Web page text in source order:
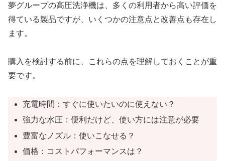
夢グループの高圧洗浄機は、多くの利用者から高い評価を
得ている製品ですが、いくつかの注意点と改善点も存在し
ます。
購入を検討する前に、これらの点を理解しておくことが重
要です。
充電時間：すぐに使いたいのに使えない？
強力な水圧：便利だけど、使い方には注意が必要
豊富なノズル：使いこなせる？
価格：コストパフォーマンスは？